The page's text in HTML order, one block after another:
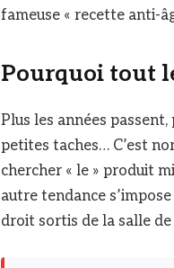
fameuse « recette anti-
Pourquoi tout
Plus les années
petites taches… C’est
chercher « le » produit
autre tendance
droit sortis de la salle